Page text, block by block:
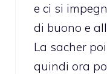
e ci si
di buono e
La sacher
quindi ora